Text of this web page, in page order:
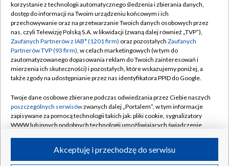
TVP
Abonament TVP
Emisja w TVP
Centrum informacji TVP
Naziemna Telewizja Cyfrowa
Rada Programowa
System NOS
Informacje o nadawcy
Program dla prasy
Regulamin TVP
Polityka prywatności
Moje zgody
Pomoc
Kontakt
Kanały
korzystanie z technologii automatycznego śledzenia i zbierania danych,
dostęp do informacji na Twoim urządzeniu końcowym i ich
przechowywanie oraz na przetwarzanie Twoich danych osobowych przez
nas, czyli Telewizję Polską S.A. w likwidacji (zwaną dalej również „TVP”),
Zaufanych Partnerów z IAB* (1201 firm) oraz pozostałych Zaufanych
Partnerów TVP (93 firm), w celach marketingowych (w tym do
zautomatyzowanego dopasowania reklam do Twoich zainteresowań i
mierzenia ich skuteczności) i pozostałych, które wskazujemy poniżej, a
także zgody na udostępnianie przez nas identyfikatora PPID do Google.
Twoje dane osobowe zbierane podczas odwiedzania przez Ciebie naszych
poszczególnych serwisówzwanych dalej „Portalem”, w tym informacje
zapisywane za pomocą technologii takich jak: pliki cookie, sygnalizatory
WWW lub innych podobnych technologii umożliwiających świadczenie
ruchu w Internecie.Akceptuję i przechodzę do serwisu